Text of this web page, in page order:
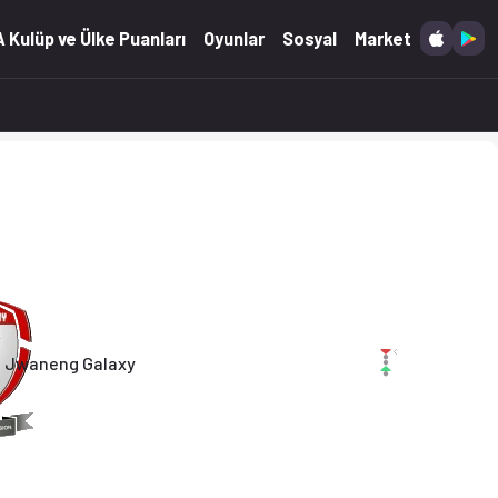
Kulüp ve Ülke Puanları Oyunlar Sosyal Market
Jwaneng Galaxy